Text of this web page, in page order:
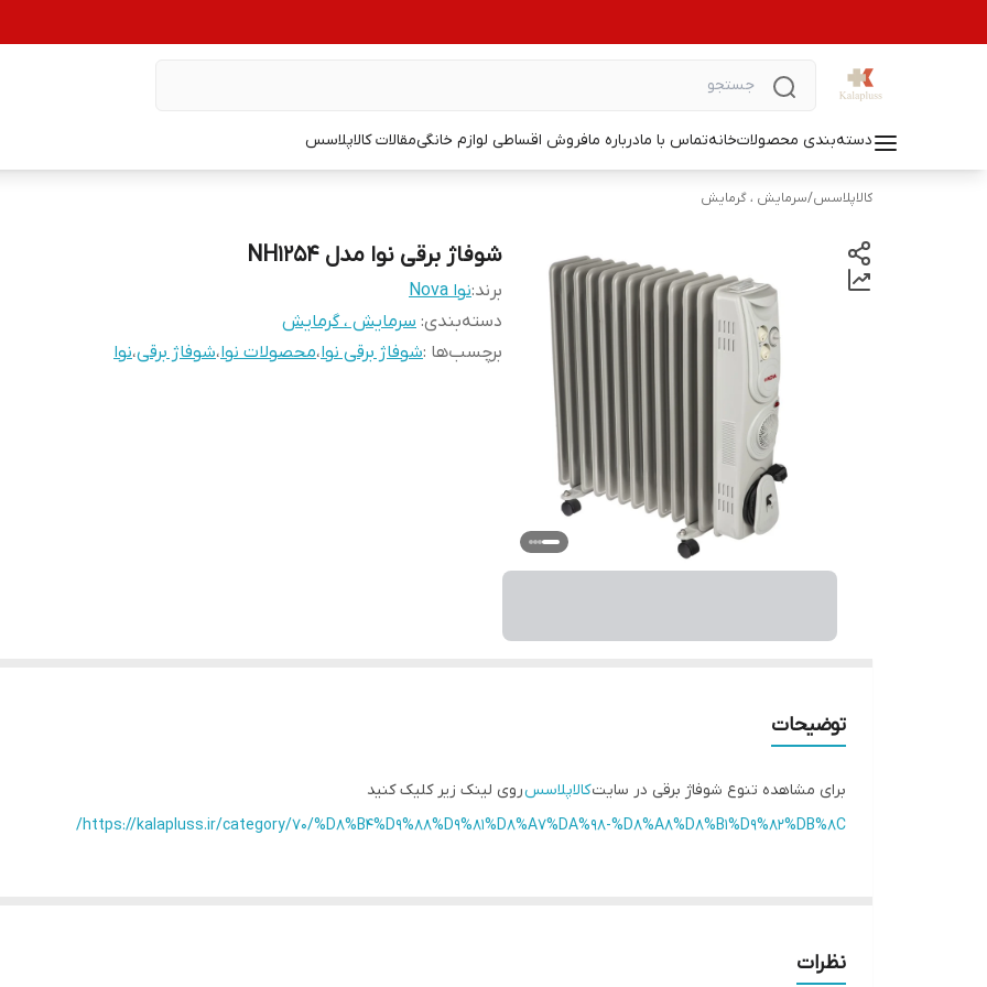
دسته‌بندی محصولاتخانهتماس با مادرباره مافروش اقساطی لوازم خانگیمقالات کالاپلاسس
کالاپلاسس/سرمایش ، گرمایش
شوفاژ برقی نوا مدل NH1254
برند:نوا Nova
دسته‌بندی: سرمایش ، گرمایش
برچسب‌ها :شوفاژ برقی نوا،محصولات نوا،شوفاژ برقی،نوا
توضیحات
برای مشاهده تنوع شوفاژ برقی در سایتکالاپلاسسروی لینک زیر کلیک کنید
https://kalapluss.ir/category/70/%D8%B4%D9%88%D9%81%D8%A7%DA%98-%D8%A8%D8%B1%D9%82%DB%8C/
نظرات